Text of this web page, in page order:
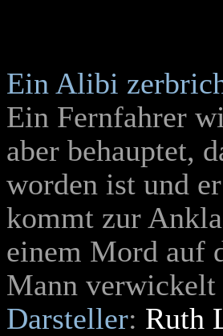
Ein Alibi
Ein Fernfahrer
aber behauptet,
worden ist und
kommt zur
einem Mord auf
Mann verwickelt
Darsteller: Ruth